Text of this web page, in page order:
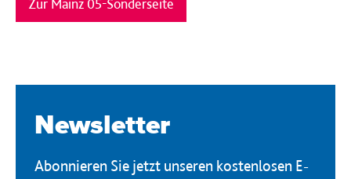
Zur Mainz 05-Sonderseite
Newsletter
Abonnieren Sie jetzt unseren kostenlosen E-